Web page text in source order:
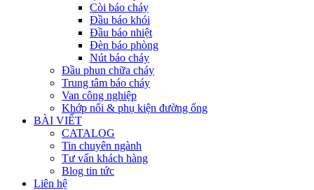
Còi báo cháy
Đầu báo khói
Đầu báo nhiệt
Đèn báo phòng
Nút báo cháy
Đầu phun chữa cháy
Trung tâm báo cháy
Van công nghiệp
Khớp nối & phụ kiện đường ống
BÀI VIẾT
CATALOG
Tin chuyên ngành
Tư vấn khách hàng
Blog tin tức
Liên hệ